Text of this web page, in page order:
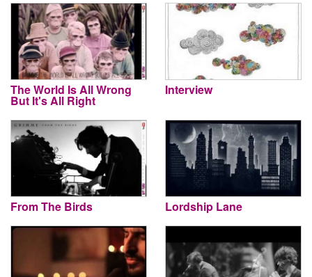
The World Is All Wrong
But It's All Right
Interview
From The Birds Lordship Lane